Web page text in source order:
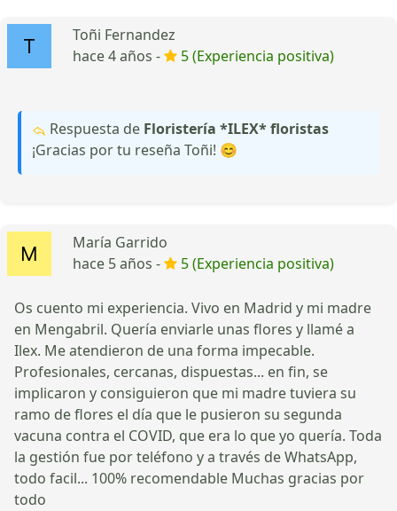
Toñi Fernandez
hace 4 años -
5 (Experiencia positiva)
Respuesta de Floristería *ILEX* floristas
¡Gracias por tu reseña Toñi! 😊
María Garrido
hace 5 años -
5 (Experiencia positiva)
Os cuento mi experiencia. Vivo en Madrid y mi madre
en Mengabril. Quería enviarle unas flores y llamé a
Ilex. Me atendieron de una forma impecable.
Profesionales, cercanas, dispuestas... en fin, se
implicaron y consiguieron que mi madre tuviera su
ramo de flores el día que le pusieron su segunda
vacuna contra el COVID, que era lo que yo quería. Toda
la gestión fue por teléfono y a través de WhatsApp,
todo facil... 100% recomendable Muchas gracias por
todo